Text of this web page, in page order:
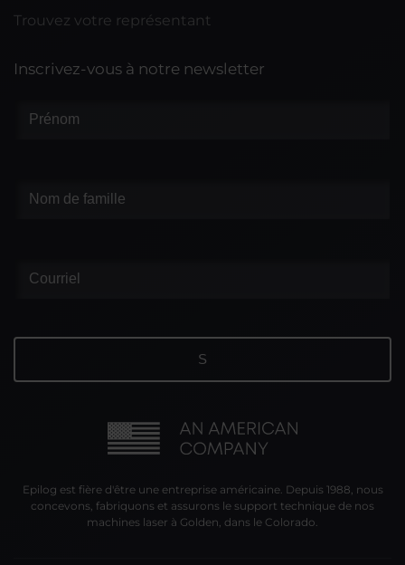
Trouvez votre représentant
Inscrivez-vous à notre newsletter
Epilog est fière d'être une entreprise américaine. Depuis 1988, nous
concevons, fabriquons et assurons le support technique de nos
machines laser à Golden, dans le Colorado.